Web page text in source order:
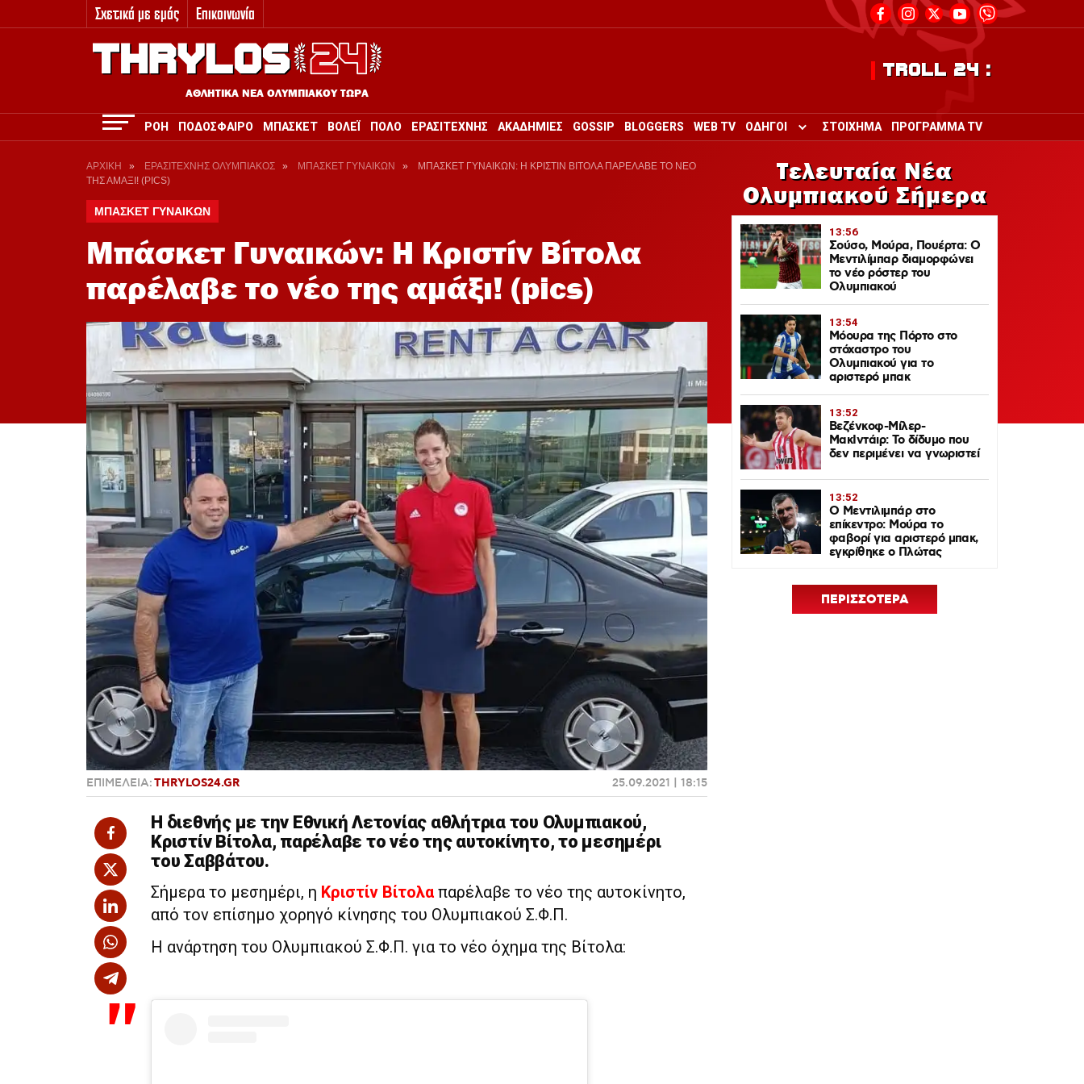
Σχετικά με εμάς Επικοινωνία
ΑΘΛΗΤΙΚΑ ΝΕΑ ΟΛΥΜΠΙΑΚΟΥ ΤΩΡΑ
TROLL 24 :
ΡΟΗ ΠΟΔΟΣΦΑΙΡΟ ΜΠΑΣΚΕΤ ΒΟΛΕΪ ΠΟΛΟ ΕΡΑΣΙΤΕΧΝΗΣ ΑΚΑΔΗΜΙΕΣ GOSSIP BLOGGERS WEB TV
ΟΔΗΓΟΙ
Toggle submenu for ΟΔΗΓΟΙ
ΣΤΟΙΧΗΜΑ ΠΡΟΓΡΑΜΜΑ TV
ΑΡΧΙΚΗ » ΕΡΑΣΙΤΕΧΝΗΣ ΟΛΥΜΠΙΑΚΟΣ » ΜΠΑΣΚΕΤ ΓΥΝΑΙΚΩΝ »
ΜΠΑΣΚΕΤ ΓΥΝΑΙΚΩΝ: Η ΚΡΙΣΤΙΝ ΒΙΤΟΛΑ ΠΑΡΕΛΑΒΕ ΤΟ ΝΕΟ
ΤΗΣ ΑΜΑΞΙ! (PICS)
ΜΠΑΣΚΕΤ ΓΥΝΑΙΚΩΝ
Μπάσκετ Γυναικών: Η Κριστίν Βίτολα
παρέλαβε το νέο της αμάξι! (pics)
ΕΠΙΜΕΛΕΙΑ:THRYLOS24.GR 25.09.2021 | 18:15
Η διεθνής με την Εθνική Λετονίας αθλήτρια του Ολυμπιακού,
Κριστίν Βίτολα, παρέλαβε το νέο της αυτοκίνητο, το μεσημέρι
του Σαββάτου.
Σήμερα το μεσημέρι, η Κριστίν Βίτολα παρέλαβε το νέο της αυτοκίνητο,
από τον επίσημο χορηγό κίνησης του Ολυμπιακού Σ.Φ.Π.
Η ανάρτηση του Ολυμπιακού Σ.Φ.Π. για το νέο όχημα της Βίτολα:
Τελευταία Νέα
Ολυμπιακού Σήμερα
13:56
Σούσο, Μούρα, Πουέρτα: Ο
Μεντιλίμπαρ διαμορφώνει
το νέο ρόστερ του
Ολυμπιακού
13:54
Μόουρα της Πόρτο στο
στόχαστρο του
Ολυμπιακού για το
αριστερό μπακ
13:52
Βεζένκοφ-Μίλερ-
ΜακΙντάιρ: Το δίδυμο που
δεν περιμένει να γνωριστεί
13:52
Ο Μεντιλιμπάρ στο
επίκεντρο: Μούρα το
φαβορί για αριστερό μπακ,
εγκρίθηκε ο Πλώτας
ΠΕΡΙΣΣΟΤΕΡΑ